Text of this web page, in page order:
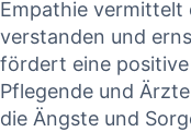
⁣Empathie vermittelt
verstanden und
fördert eine
Pflegende und
die Ängste und⁢